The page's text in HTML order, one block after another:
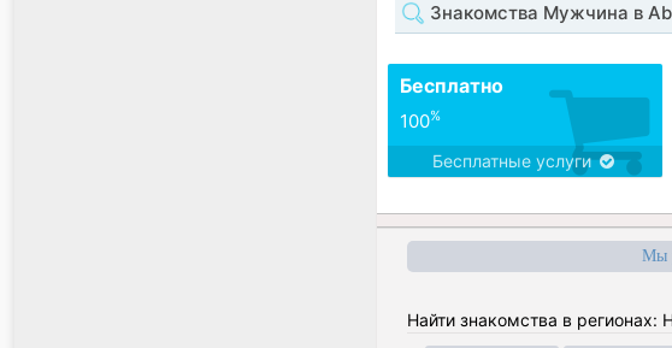
Знакомства Мужчина в
Бесплатно
100%
Бесплатные услуги
Мы
Найти знакомства в регионах: